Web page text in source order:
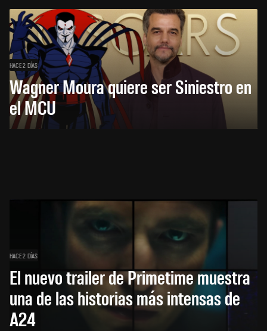
HACE 2 DÍAS
Wagner Moura quiere ser Siniestro en
el MCU
HACE 2 DÍAS
El nuevo trailer de Primetime muestra
una de las historias más intensas de
A24